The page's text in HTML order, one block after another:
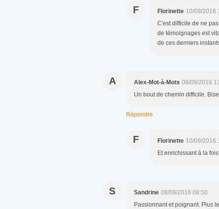
F Florinette 10/09/2016
C'est difficile de ne
de témoignages est
de ces derniers
A Alex-Mot-à-Mots 08/09/2016
Un bout de chemin difficile.
Répondre
F Florinette 10/09/2016
Et enrichissant à la
S Sandrine 08/09/2016 08:50
Passionnant et poignant. Plus